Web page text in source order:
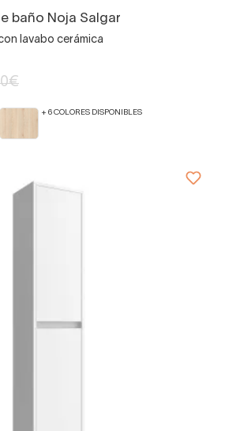
baño Noja Salgar
lavabo cerámica
+ 6 COLORES DISPONIBLES